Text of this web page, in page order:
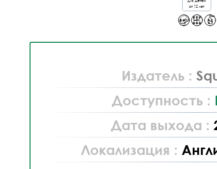
от 12 лет
Издатель :
Доступность :
Дата выхода :
Локализация :